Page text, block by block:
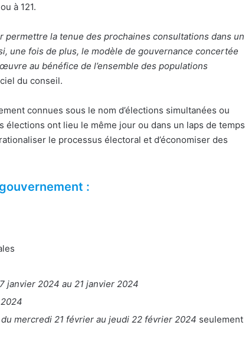
à 121.
la tenue des prochaines consultations dans un
une fois de plus, le modèle de gouvernance concertée
au bénéfice de l’ensemble des populations
du conseil.
connues sous le nom d’élections simultanées ou
ont lieu le même jour ou dans un laps de temps
le processus électoral et d’économiser des
:
7 janvier 2024 au 21 janvier 2024
du mercredi 21 février au jeudi 22 février 2024 seulement